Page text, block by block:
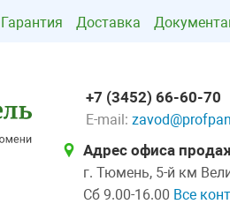
Гарантия Доставка
+7 (3452) 66-60-70
E-mail:
Адрес офиса
г. Тюмень, 5-й км
Сб 9.00-16.00 Все